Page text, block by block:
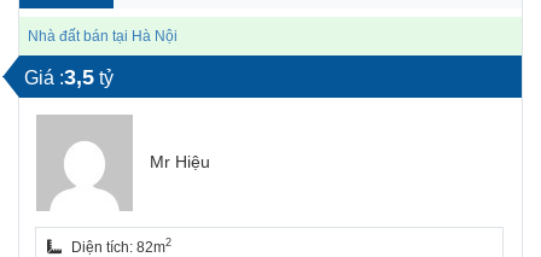
Nhà đất bán tại Hà Nội
Giá :3,5 tỷ
Mr Hiệu
Diện tích: 82m2